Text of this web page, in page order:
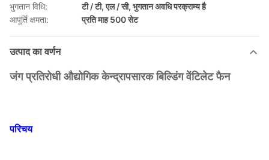
भुगतान विधि:
टी / टी, एल / सी, भुगतान अवधि परक्राम्य है
आपूर्ति क्षमता:
प्रति माह 500 सेट
उत्पाद का वर्णन
जंग प्रतिरोधी औद्योगिक केन्द्रापसारक बिल्डिंग वेंटिलेट फैन
परिचय